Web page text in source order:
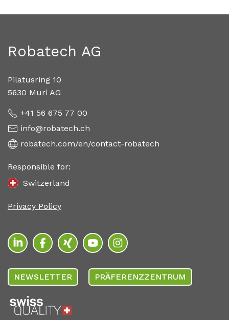
Robatech AG
Pilatusring 10
5630 Muri AG
+41 56 675 77 00
info@robatech.ch
robatech.com/en/contact-robatech
Responsible for:
Switzerland
Privacy Policy
NEWSLETTER PRÄFERENZZENTRUM